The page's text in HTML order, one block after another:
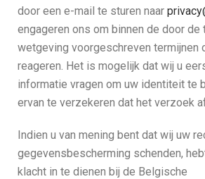
door een e-mail te sturen naar
engageren ons om binnen de door
wetgeving voorgeschreven termijnen
reageren. Het is mogelijk dat wij u
informatie vragen om uw identiteit te
ervan te verzekeren dat het verzoek
Indien u van mening bent dat wij uw
gegevensbescherming schenden,
klacht in te dienen bij de Belgische